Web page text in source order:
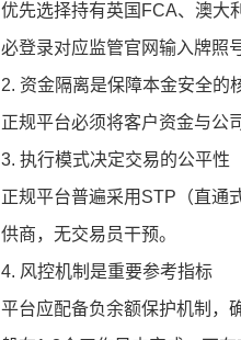
优先选择持有英国FCA、澳大
必登录对应监管官网输入牌照
2. 资金隔离是保障本金安全的
正规平台必须将客户资金与公
3. 执行模式决定交易的公平性
正规平台普遍采用STP（直通
供商，无交易员干预。
4. 风控机制是重要参考指标
平台应配备负余额保护机制，